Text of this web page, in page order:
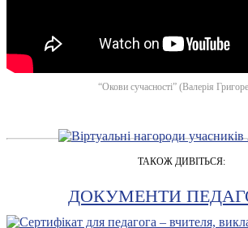
“Окови сучасності” (Валерія
ТАКОЖ ДИВІТЬСЯ:
ДОКУМЕНТИ